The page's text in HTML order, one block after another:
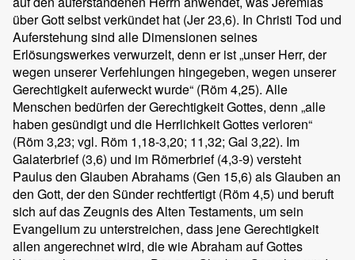
über Gott selbst verkündet hat (Jer 23,6). In Christi Tod und
Auferstehung sind alle Dimensionen seines
Erlösungswerkes verwurzelt, denn er ist „unser Herr, der
wegen unserer Verfehlungen hingegeben, wegen unserer
Gerechtigkeit auferweckt wurde“ (Röm 4,25). Alle
Menschen bedürfen der Gerechtigkeit Gottes, denn „alle
haben gesündigt und die Herrlichkeit Gottes verloren“
(Röm 3,23; vgl. Röm 1,18-3,20; 11,32; Gal 3,22). Im
Galaterbrief (3,6) und im Römerbrief (4,3-9) versteht
Paulus den Glauben Abrahams (Gen 15,6) als Glauben an
den Gott, der den Sünder rechtfertigt (Röm 4,5) und beruft
sich auf das Zeugnis des Alten Testaments, um sein
Evangelium zu unterstreichen, dass jene Gerechtigkeit
allen angerechnet wird, die wie Abraham auf Gottes